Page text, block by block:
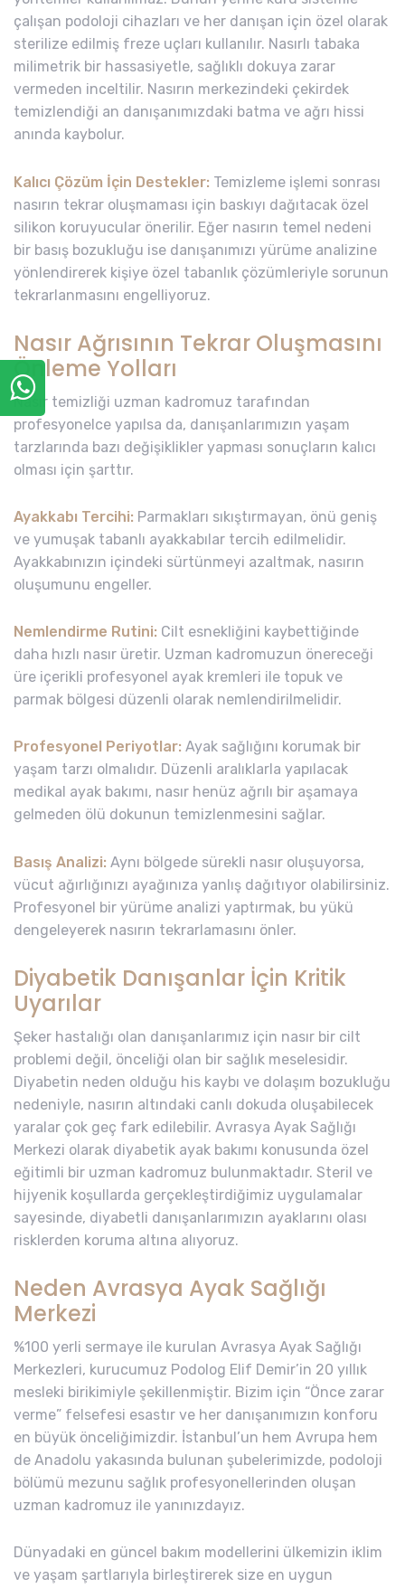
çalışan podoloji cihazları ve her danışan için özel olarak
sterilize edilmiş freze uçları kullanılır. Nasırlı tabaka
milimetrik bir hassasiyetle, sağlıklı dokuya zarar
vermeden inceltilir. Nasırın merkezindeki çekirdek
temizlendiği an danışanımızdaki batma ve ağrı hissi
anında kaybolur.
Kalıcı Çözüm İçin Destekler: Temizleme işlemi sonrası
nasırın tekrar oluşmaması için baskıyı dağıtacak özel
silikon koruyucular önerilir. Eğer nasırın temel nedeni
bir basış bozukluğu ise danışanımızı yürüme analizine
yönlendirerek kişiye özel tabanlık çözümleriyle sorunun
tekrarlanmasını engelliyoruz.
Nasır Ağrısının Tekrar Oluşmasını
Önleme Yolları
Nasır temizliği uzman kadromuz tarafından
profesyonelce yapılsa da, danışanlarımızın yaşam
tarzlarında bazı değişiklikler yapması sonuçların kalıcı
olması için şarttır.
Ayakkabı Tercihi: Parmakları sıkıştırmayan, önü geniş
ve yumuşak tabanlı ayakkabılar tercih edilmelidir.
Ayakkabınızın içindeki sürtünmeyi azaltmak, nasırın
oluşumunu engeller.
Nemlendirme Rutini: Cilt esnekliğini kaybettiğinde
daha hızlı nasır üretir. Uzman kadromuzun önereceği
üre içerikli profesyonel ayak kremleri ile topuk ve
parmak bölgesi düzenli olarak nemlendirilmelidir.
Profesyonel Periyotlar: Ayak sağlığını korumak bir
yaşam tarzı olmalıdır. Düzenli aralıklarla yapılacak
medikal ayak bakımı, nasır henüz ağrılı bir aşamaya
gelmeden ölü dokunun temizlenmesini sağlar.
Basış Analizi: Aynı bölgede sürekli nasır oluşuyorsa,
vücut ağırlığınızı ayağınıza yanlış dağıtıyor olabilirsiniz.
Profesyonel bir yürüme analizi yaptırmak, bu yükü
dengeleyerek nasırın tekrarlamasını önler.
Diyabetik Danışanlar İçin Kritik
Uyarılar
Şeker hastalığı olan danışanlarımız için nasır bir cilt
problemi değil, önceliği olan bir sağlık meselesidir.
Diyabetin neden olduğu his kaybı ve dolaşım bozukluğu
nedeniyle, nasırın altındaki canlı dokuda oluşabilecek
yaralar çok geç fark edilebilir. Avrasya Ayak Sağlığı
Merkezi olarak diyabetik ayak bakımı konusunda özel
eğitimli bir uzman kadromuz bulunmaktadır. Steril ve
hijyenik koşullarda gerçekleştirdiğimiz uygulamalar
sayesinde, diyabetli danışanlarımızın ayaklarını olası
risklerden koruma altına alıyoruz.
Neden Avrasya Ayak Sağlığı
Merkezi
%100 yerli sermaye ile kurulan Avrasya Ayak Sağlığı
Merkezleri, kurucumuz Podolog Elif Demir’in 20 yıllık
mesleki birikimiyle şekillenmiştir. Bizim için “Önce zarar
verme” felsefesi esastır ve her danışanımızın konforu
en büyük önceliğimizdir. İstanbul’un hem Avrupa hem
de Anadolu yakasında bulunan şubelerimizde, podoloji
bölümü mezunu sağlık profesyonellerinden oluşan
uzman kadromuz ile yanınızdayız.
Dünyadaki en güncel bakım modellerini ülkemizin iklim
ve yaşam şartlarıyla birleştirerek size en uygun